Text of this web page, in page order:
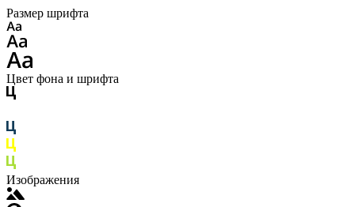
Размер шрифта
Цвет фона и шрифта
Изображения